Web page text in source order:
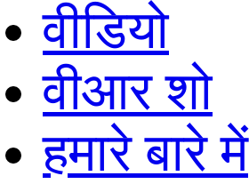
वीडियो
वीआर शो
हमारे बारे में